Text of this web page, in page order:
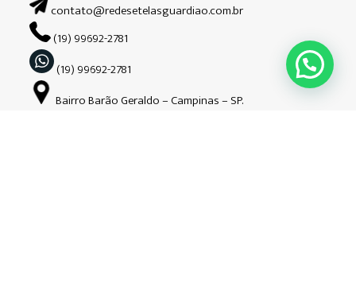
contato@redesetelasguardiao.com.br
(19) 99692-2781
(19) 99692-2781
Bairro Barão Geraldo – Campinas – SP.